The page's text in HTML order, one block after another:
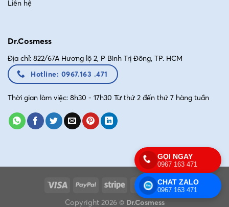
Liên hệ
Dr.Cosmess
Địa chỉ: 822/67A Hương lộ 2, P Bình Trị Đông, TP. HCM
Hotline: 0967.163 .471
Thời gian làm việc: 8h30 - 17h30 Từ thứ 2 đến thứ 7 hàng tuần
Copyright 2026 © Dr.Cosmess
GỌI NGAY
0967 163 471
CHAT ZALO
0967 163 471